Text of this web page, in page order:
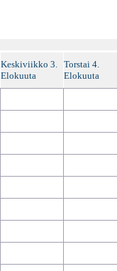
Keskiviikko 3.
Elokuuta
Torstai 4.
Elokuuta